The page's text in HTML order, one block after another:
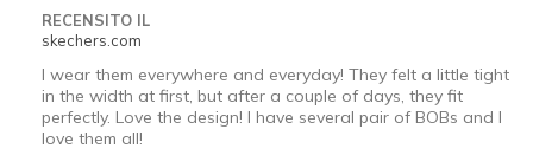
RECENSITO IL
skechers.com
I wear them everywhere and everyday! They felt a little tight
in the width at first, but after a couple of days, they fit
perfectly. Love the design! I have several pair of BOBs and I
love them all!